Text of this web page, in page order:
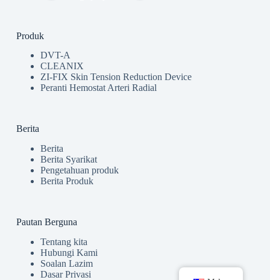
Produk
DVT-A
CLEANIX
ZI-FIX Skin Tension Reduction Device
Peranti Hemostat Arteri Radial
Berita
Berita
Berita Syarikat
Pengetahuan produk
Berita Produk
Pautan Berguna
Tentang kita
Hubungi Kami
Soalan Lazim
Dasar Privasi